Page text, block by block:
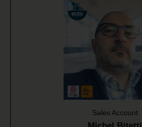
Sales Account